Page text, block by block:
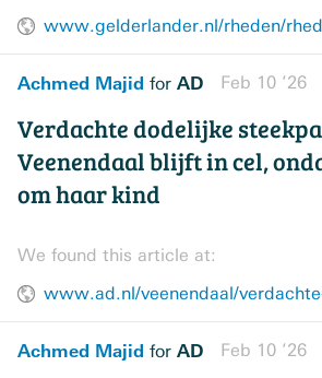
Achmed Majid for AD Feb 10 ’26
Verdachte dodelijke
Veenendaal blijft in cel,
om haar kind
We found this article at:
Achmed Majid for AD Feb 10 ’26